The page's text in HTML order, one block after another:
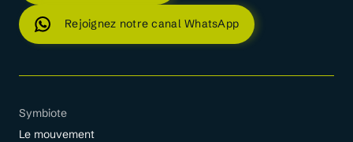
Rejoignez notre canal WhatsApp
Symbiote
Le mouvement